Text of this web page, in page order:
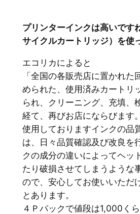
プリンターインクは高いです
サイクルカートリッジ）を使
エコリカによると
「全国の各販売店に置かれた
められた、使用済みカートリ
られ、クリーニング、充填、
経て、再びお店にならびます。
使用しておりますインクの品
は、日々品質確認及び改良を
クの成分の違いによってヘッ
たり破損させてしまうような
ので、安心してお使いいただ
とあります。
４Ｐパックで値段は1,000く